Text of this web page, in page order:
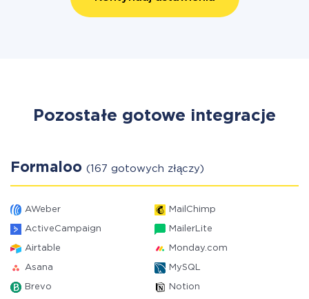
Pozostałe gotowe integracje
Formaloo (167 gotowych złączy)
AWeber MailChimp
ActiveCampaign MailerLite
Airtable Monday.com
Asana MySQL
Brevo Notion